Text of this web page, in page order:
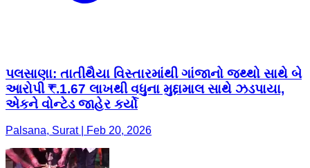
પલસાણા: તાતીથૈયા વિસ્તારમાંથી ગાંજાનો જથ્થો સાથે બે
આરોપી ₹.1.67 લાખથી વધુના મુદ્દામાલ સાથે ઝડપાયા,
એકને વોન્ટેડ જાહેર કર્યો
Palsana, Surat | Feb 20, 2026